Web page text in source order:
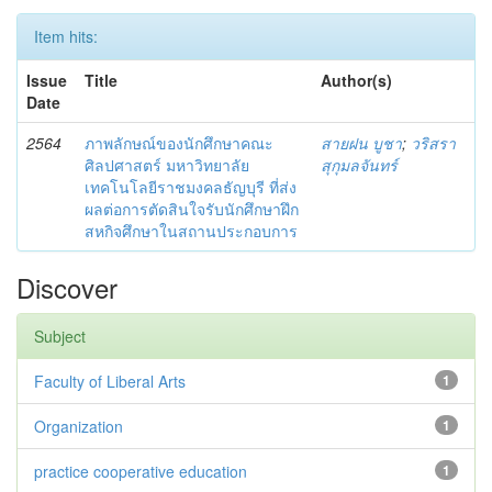
Item hits:
Issue
Date
Title Author(s)
2564
ภาพลักษณ์ของนักศึกษาคณะ
ศิลปศาสตร์ มหาวิทยาลัย
เทคโนโลยีราชมงคลธัญบุรี ที่ส่ง
ผลต่อการตัดสินใจรับนักศึกษาฝึก
สหกิจศึกษาในสถานประกอบการ
สายฝน บูชา; วริสรา
สุกุมลจันทร์
Discover
Subject
1
Faculty of Liberal Arts
1
Organization
1
practice cooperative education